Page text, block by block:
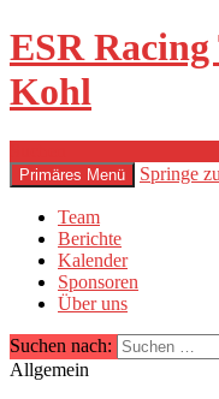
ESR
Kohl
Primäres Menü Springe
Team
Berichte
Kalender
Sponsoren
Über uns
Suchen nach:
Allgemein